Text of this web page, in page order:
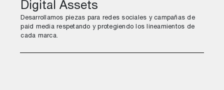
DigitalAssets
Desarrollamos piezas para redes sociales y campañas de
paid media respetando y protegiendo los lineamientos de
cada marca.